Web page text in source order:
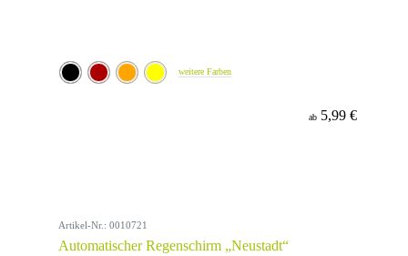
weitere Farben
ab 5,99 €
Artikel-Nr.: 0010721
Automatischer Regenschirm „Neustadt“